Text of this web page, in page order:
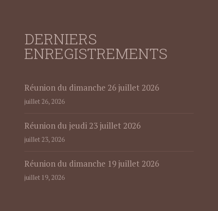
DERNIERS
ENREGISTREMENTS
Réunion du dimanche 26 juillet 2026
juillet 26, 2026
Réunion du jeudi 23 juillet 2026
juillet 23, 2026
Réunion du dimanche 19 juillet 2026
juillet 19, 2026